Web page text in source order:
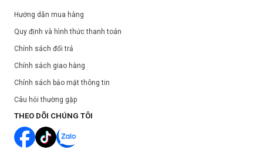
Hướng dẫn mua hàng
Quy định và hình thức thanh toán
Chính sách đổi trả
Chính sách giao hàng
Chính sách bảo mật thông tin
Câu hỏi thường gặp
THEO DÕI CHÚNG TÔI